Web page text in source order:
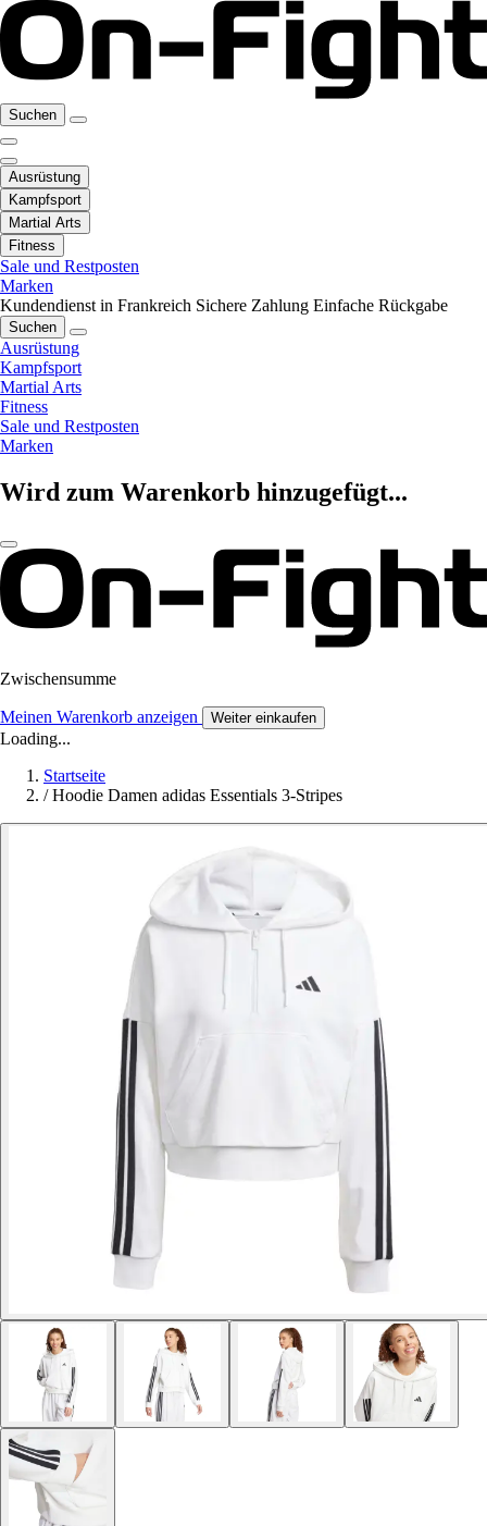
Suchen
Ausrüstung
Kampfsport
Martial Arts
Fitness
Sale und Restposten
Marken
Kundendienst in Frankreich Sichere Zahlung Einfache Rückgabe
Suchen
Ausrüstung
Kampfsport
Martial Arts
Fitness
Sale und Restposten
Marken
Wird zum Warenkorb hinzugefügt...
Zwischensumme
Meinen Warenkorb anzeigen Weiter einkaufen
Loading...
Startseite
/ Hoodie Damen adidas Essentials 3-Stripes